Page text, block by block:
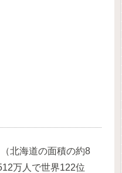
（北海道の面積の約8
万人で世界122位